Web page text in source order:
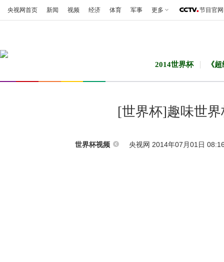
央视网首页 新闻 视频 经济 体育 军事 更多 节目官网
2014世界杯 《
[世界杯]趣味世
世界杯视频 央视网 2014年07月01日